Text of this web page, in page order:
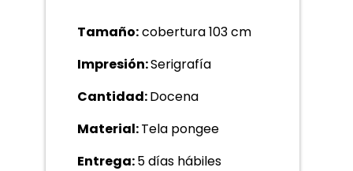
Tamaño:cobertura 103 cm
Impresión:Serigrafía
Cantidad:Docena
Material:Tela pongee
Entrega:5 días hábiles